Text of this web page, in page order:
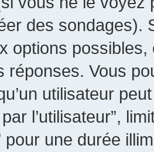
des sondages).
options
réponses. Vous
utilisateur
l’utilisateur”,
pour une durée